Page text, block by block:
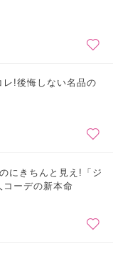
!後悔しない名品の
にきちんと見え!「ジ
コーデの新本命